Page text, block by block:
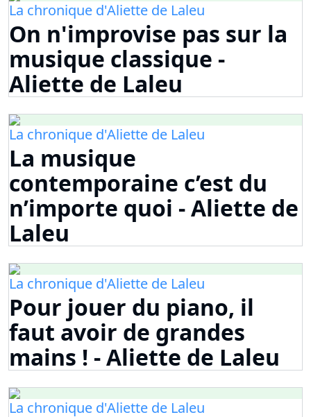
La chronique d'Aliette de Laleu
On n'improvise pas sur la
musique classique -
Aliette de Laleu
La chronique d'Aliette de Laleu
La musique
contemporaine c’est du
n’importe quoi - Aliette de
Laleu
La chronique d'Aliette de Laleu
Pour jouer du piano, il
faut avoir de grandes
mains ! - Aliette de Laleu
La chronique d'Aliette de Laleu